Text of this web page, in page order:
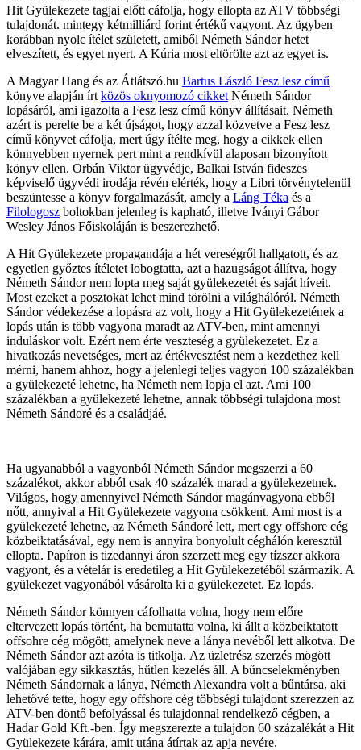
Hit Gyülekezete tagjai előtt cáfolja, hogy ellopta az ATV többségi
tulajdonát. mintegy kétmilliárd forint értékű vagyont. Az ügyben
korábban nyolc ítélet született, amiből Németh Sándor hetet
elveszített, és egyet nyert. A Kúria most eltörölte azt az egyet is.
A Magyar Hang és az Átlátszó.hu Bartus László Fesz lesz című
könyve alapján írt közös oknyomozó cikket Németh Sándor
lopásáról, ami igazolta a Fesz lesz című könyv állításait. Németh
azért is perelte be a két újságot, hogy azzal közvetve a Fesz lesz
című könyvet cáfolja, mert úgy ítélte meg, hogy a cikkek ellen
könnyebben nyernek pert mint a rendkívül alaposan bizonyított
könyv ellen. Orbán Viktor ügyvédje, Balkai István fideszes
képviselő ügyvédi irodája révén elérték, hogy a Libri törvénytelenül
beszüntesse a könyv forgalmazását, amely a Láng Téka és a
Filologosz boltokban jelenleg is kapható, illetve Iványi Gábor
Wesley János Főiskoláján is beszerezhető.
A Hit Gyülekezete propagandája a hét vereségről hallgatott, és az
egyetlen győztes ítéletet lobogtatta, azt a hazugságot állítva, hogy
Németh Sándor nem lopta meg saját gyülekezetét és saját híveit.
Most ezeket a posztokat lehet mind törölni a világhálóról. Németh
Sándor védekezése a lopásra az volt, hogy a Hit Gyülekezetének a
lopás után is több vagyona maradt az ATV-ben, mint amennyi
induláskor volt. Ezért nem érte veszteség a gyülekezetet. Ez a
hivatkozás nevetséges, mert az értékvesztést nem a kezdethez kell
mérni, hanem ahhoz, hogy a jelenlegi teljes vagyon 100 százalékban
a gyülekezeté lehetne, ha Németh nem lopja el azt. Ami 100
százalékban a gyülekezeté lehetne, annak többségi tulajdona most
Németh Sándoré és a családjáé.
Ha ugyanabból a vagyonból Németh Sándor megszerzi a 60
százalékot, akkor abból csak 40 százalék marad a gyülekezetnek.
Világos, hogy amennyivel Németh Sándor magánvagyona ebből
nőtt, annyival a Hit Gyülekezete vagyona csökkent. Ami most is a
gyülekezeté lehetne, az Németh Sándoré lett, mert egy offshore cég
közbeiktatásával, egy nem is annyira bonyolult céghálón keresztül
ellopta. Papíron is tizedannyi áron szerzett meg egy tízszer akkora
vagyont, és a vételár is eredetileg a Hit Gyülekezetéből származik. A
gyülekezet vagyonából vásárolta ki a gyülekezetet. Ez lopás.
Németh Sándor könnyen cáfolhatta volna, hogy nem előre
eltervezett lopás történt, ha bemutatta volna, ki állt a közbeiktatott
offsohre cég mögött, amelynek neve a lánya nevéből lett alkotva. De
Németh Sándor azt azóta is titkolja. Az üzletrész szerzés mögött
valójában egy sikkasztás, hűtlen kezelés áll. A bűncselekményben
Németh Sándornak a lánya, Németh Alexandra volt a bűntársa, aki
lehetővé tette, hogy egy offshore cég többségi tulajdont szerezzen az
ATV-ben döntő befolyással és tulajdonnal rendelkező cégben, a
Hadar Gold Kft.-ben. Így megszerezte a tulajdon 60 százalékát a Hit
Gyülekezete kárára, amit utána átírtak az apja nevére.